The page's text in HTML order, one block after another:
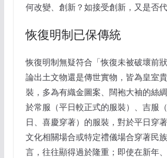
何改變、創新？如接受創新，又是否
恢復明制已保傳統
恢復明制無疑符合「恢復未被破壞前
論出土文物還是傳世實物，皆為皇室
裝，多為有織金圖案、闊袍大袖的絲
於常服（平日較正式的服裝）、吉服
日、喜慶穿著）的服裝，對於平日穿
文化相關場合或特定禮儀場合穿著民
言，往往顯得過於隆重；即使在新年